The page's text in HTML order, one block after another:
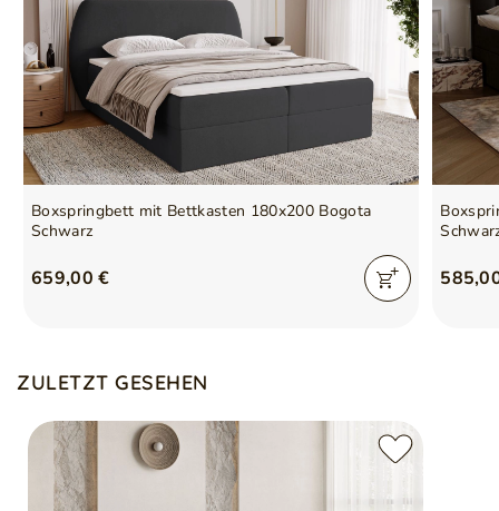
Boxspringbett mit Bettkasten 180x200 Bogota
Schwarz
659,00 €
ZULETZT GESEHEN